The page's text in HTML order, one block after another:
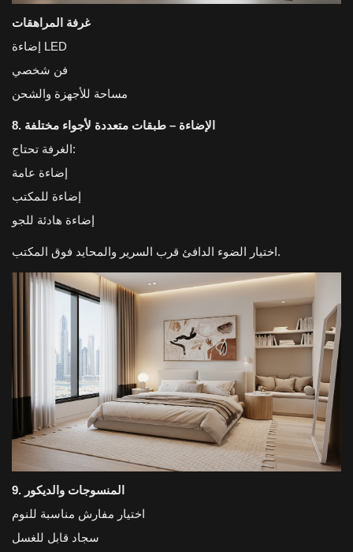
غرفة المراهقات
إضاءة LED
فن شخصي
مساحة للأجهزة والشحن
8. الإضاءة – طبقات متعددة لأجواء مختلفة
الغرفة تحتاج:
إضاءة عامة
إضاءة للمكتب
إضاءة هادئة للجو
اختيار الضوء الدافئ قرب السرير والمحايد فوق المكتب.
9. المنسوجات والديكور
اختيار مفارش مناسبة للنوم
سجاد قابل للغسل